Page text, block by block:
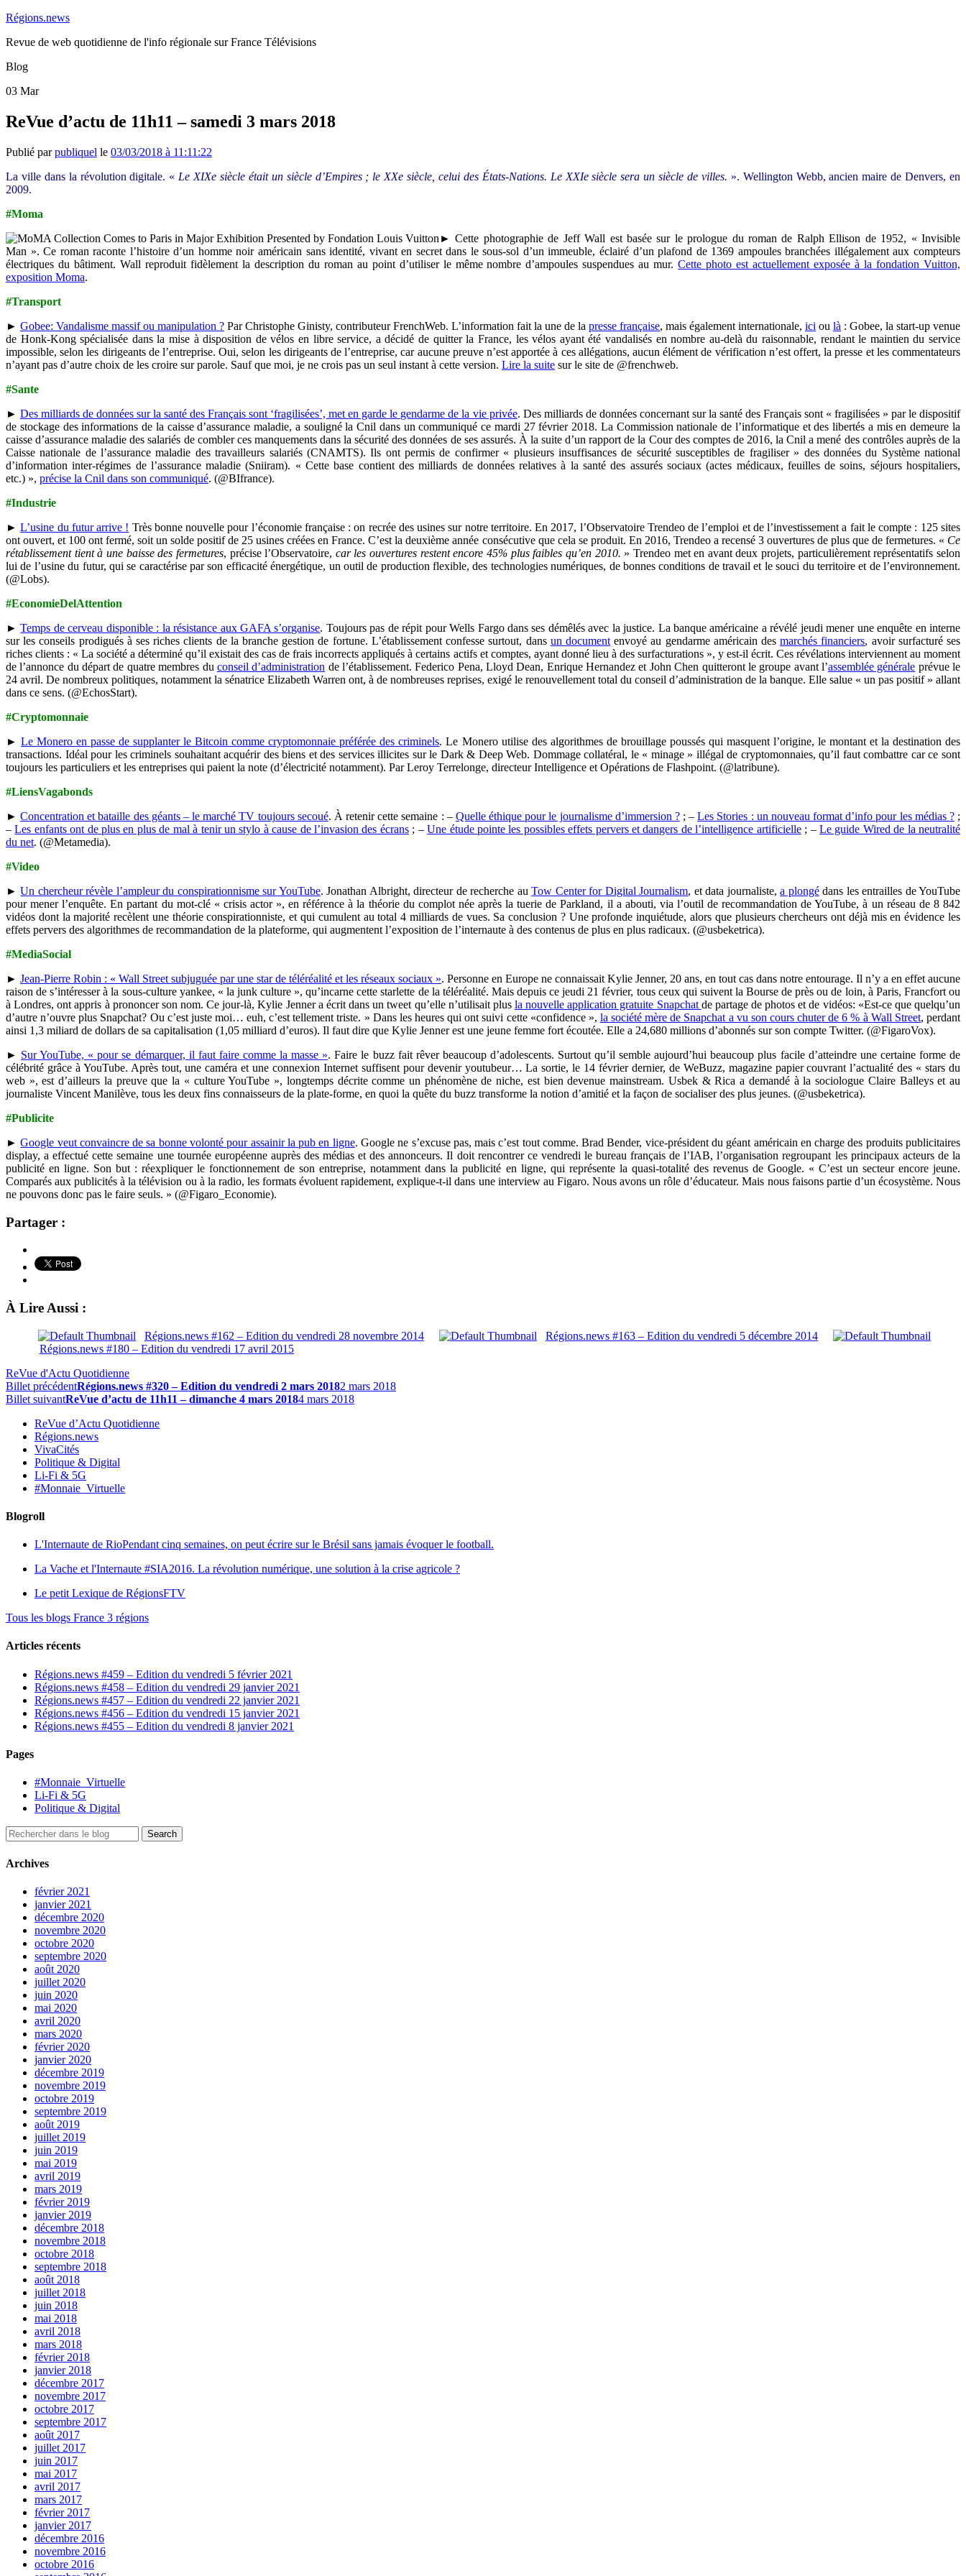
Régions.news
Revue de web quotidienne de l'info régionale sur France Télévisions
Blog
03 Mar
ReVue d’actu de 11h11 – samedi 3 mars 2018
Publié parpubliquel le 03/03/2018 à 11:11:22
La ville dans la révolution digitale. « Le XIXe siècle était un siècle d’Empires ; le XXe siècle, celui des États-Nations. Le XXIe siècle sera un siècle de villes. ». Wellington Webb, ancien maire de Denvers, en
2009.
#Moma
► Cette photographie de Jeff Wall est basée sur le prologue du roman de Ralph Ellison de 1952, « Invisible
Man ». Ce roman raconte l’histoire d’un homme noir américain sans identité, vivant en secret dans le sous-sol d’un immeuble, éclairé d’un plafond de 1369 ampoules branchées illégalement aux compteurs
électriques du bâtiment. Wall reproduit fidèlement la description du roman au point d’utiliser le même nombre d’ampoules suspendues au mur.Cette photo est actuellement exposée à la fondation Vuitton,
exposition Moma.
#Transport
► Gobee: Vandalisme massif ou manipulation ? Par Christophe Ginisty, contributeur FrenchWeb. L’information fait la une de la presse française, mais également internationale, ici ou là : Gobee, la start-up venue
de Honk-Kong spécialisée dans la mise à disposition de vélos en libre service, a décidé de quitter la France, les vélos ayant été vandalisés en nombre au-delà du raisonnable, rendant le maintien du service
impossible, selon les dirigeants de l’entreprise. Oui, selon les dirigeants de l’entreprise, car aucune preuve n’est apportée à ces allégations, aucun élément de vérification n’est offert, la presse et les commentateurs
n’ayant pas d’autre choix de les croire sur parole. Sauf que moi, je ne crois pas un seul instant à cette version. Lire la suite sur le site de @frenchweb.
#Sante
►Des milliards de données sur la santé des Français sont ‘fragilisées’, met en garde le gendarme de la vie privée. Des milliards de données concernant sur la santé des Français sont « fragilisées » par le dispositif
de stockage des informations de la caisse d’assurance maladie, a souligné la Cnil dans un communiqué ce mardi 27 février 2018. La Commission nationale de l’informatique et des libertés a mis en demeure la
caisse d’assurance maladie des salariés de combler ces manquements dans la sécurité des données de ses assurés. À la suite d’un rapport de la Cour des comptes de 2016, la Cnil a mené des contrôles auprès de la
Caisse nationale de l’assurance maladie des travailleurs salariés (CNAMTS). Ils ont permis de confirmer « plusieurs insuffisances de sécurité susceptibles de fragiliser » des données du Système national
d’information inter-régimes de l’assurance maladie (Sniiram). « Cette base contient des milliards de données relatives à la santé des assurés sociaux (actes médicaux, feuilles de soins, séjours hospitaliers,
etc.) », précise la Cnil dans son communiqué. (@BIfrance).
#Industrie
►L’usine du futur arrive ! Très bonne nouvelle pour l’économie française : on recrée des usines sur notre territoire. En 2017, l’Observatoire Trendeo de l’emploi et de l’investissement a fait le compte : 125 sites
ont ouvert, et 100 ont fermé, soit un solde positif de 25 usines créées en France. C’est la deuxième année consécutive que cela se produit. En 2016, Trendeo a recensé 3 ouvertures de plus que de fermetures. « Ce
rétablissement tient à une baisse des fermetures, précise l’Observatoire, car les ouvertures restent encore 45% plus faibles qu’en 2010. » Trendeo met en avant deux projets, particulièrement représentatifs selon
lui de l’usine du futur, qui se caractérise par son efficacité énergétique, un outil de production flexible, des technologies numériques, de bonnes conditions de travail et le souci du territoire et de l’environnement.
(@Lobs).
#EconomieDelAttention
►Temps de cerveau disponible : la résistance aux GAFA s’organise. Toujours pas de répit pour Wells Fargo dans ses démêlés avec la justice. La banque américaine a révélé jeudi mener une enquête en interne
sur les conseils prodigués à ses riches clients de la branche gestion de fortune. L’établissement confesse surtout, dans un documentenvoyé au gendarme américain desmarchés financiers, avoir surfacturé ses
riches clients : « La société a déterminé qu’il existait des cas de frais incorrects appliqués à certains actifs et comptes, ayant donné lieu à des surfacturations », y est-il écrit. Ces révélations interviennent au moment
de l’annonce du départ de quatre membres du conseil d’administration de l’établissement. Federico Pena, Lloyd Dean, Enrique Hernandez et John Chen quitteront le groupe avant l’assemblée générale prévue le
24 avril. De nombreux politiques, notamment la sénatrice Elizabeth Warren ont, à de nombreuses reprises, exigé le renouvellement total du conseil d’administration de la banque. Elle salue « un pas positif » allant
dans ce sens. (@EchosStart).
#Cryptomonnaie
►Le Monero en passe de supplanter le Bitcoin comme cryptomonnaie préférée des criminels. Le Monero utilise des algorithmes de brouillage poussés qui masquent l’origine, le montant et la destination des
transactions. Idéal pour les criminels souhaitant acquérir des biens et des services illicites sur le Dark & Deep Web. Dommage collatéral, le « minage » illégal de cryptomonnaies, qu’il faut combattre car ce sont
toujours les particuliers et les entreprises qui paient la note (d’électricité notamment). Par Leroy Terrelonge, directeur Intelligence et Opérations de Flashpoint. (@latribune).
#LiensVagabonds
►Concentration et bataille des géants – le marché TV toujours secoué. À retenir cette semaine : – Quelle éthique pour le journalisme d’immersion ?; –Les Stories : un nouveau format d’info pour les médias ?;
–Les enfants ont de plus en plus de mal à tenir un stylo à cause de l’invasion des écrans; –Une étude pointe les possibles effets pervers et dangers de l’intelligence artificielle; – Le guide Wired de la neutralité
du net. (@Metamedia).
#Video
►Un chercheur révèle l’ampleur du conspirationnisme sur YouTube. Jonathan Albright, directeur de recherche auTow Center for Digital Journalism, et data journaliste,a plongédans les entrailles de YouTube
pour mener l’enquête. En partant du mot-clé « crisis actor », en référence à la théorie du complot née après la tuerie de Parkland, il a abouti, via l’outil de recommandation de YouTube, à un réseau de 8 842
vidéos dont la majorité recèlent une théorie conspirationniste, et qui cumulent au total 4 milliards de vues. Sa conclusion ? Une profonde inquiétude, alors que plusieurs chercheurs ont déjà mis en évidence les
effets pervers des algorithmes de recommandation de la plateforme, qui augmentent l’exposition de l’internaute à des contenus de plus en plus radicaux. (@usbeketrica).
#MediaSocial
► Jean-Pierre Robin : « Wall Street subjuguée par une star de téléréalité et les réseaux sociaux ». Personne en Europe ne connaissait Kylie Jenner, 20 ans, en tout cas dans notre entourage. Il n’y a en effet aucune
raison de s’intéresser à la sous-culture yankee, « la junk culture », qu’incarne cette starlette de la téléréalité. Mais depuis ce jeudi 21 février, tous ceux qui suivent la Bourse de près ou de loin, à Paris, Francfort ou
à Londres, ont appris à prononcer son nom. Ce jour-là, Kylie Jenner a écrit dans un tweet qu’elle n’utilisait plus la nouvelle application gratuite Snapchat de partage de photos et de vidéos: «Est-ce que quelqu’un
d’autre n’ouvre plus Snapchat? Ou c’est juste moi… euh, c’est tellement triste. » Dans les heures qui ont suivi cette «confidence », la société mère de Snapchat a vu son cours chuter de 6 % à Wall Street, perdant
ainsi 1,3 miliard de dollars de sa capitalisation (1,05 milliard d’euros). Il faut dire que Kylie Jenner est une jeune femme fort écoutée. Elle a 24,680 millions d’abonnés sur son compte Twitter. (@FigaroVox).
► Sur YouTube, « pour se démarquer, il faut faire comme la masse ». Faire le buzz fait rêver beaucoup d’adolescents. Surtout qu’il semble aujourd’hui beaucoup plus facile d’atteindre une certaine forme de
célébrité grâce à YouTube. Après tout, une caméra et une connexion Internet suffisent pour devenir youtubeur… La sortie, le 14 février dernier, de WeBuzz, magazine papier couvrant l’actualité des « stars du
web », est d’ailleurs la preuve que la « culture YouTube », longtemps décrite comme un phénomène de niche, est bien devenue mainstream. Usbek & Rica a demandé à la sociologue Claire Balleys et au
journaliste Vincent Manilève, tous les deux fins connaisseurs de la plate-forme, en quoi la quête du buzz transforme la notion d’amitié et la façon de socialiser des plus jeunes. (@usbeketrica).
#Publicite
►Google veut convaincre de sa bonne volonté pour assainir la pub en ligne. Google ne s’excuse pas, mais c’est tout comme. Brad Bender, vice-président du géant américain en charge des produits publicitaires
display, a effectué cette semaine une tournée européenne auprès des médias et des annonceurs. Il doit rencontrer ce vendredi le bureau français de l’IAB, l’organisation regroupant les principaux acteurs de la
publicité en ligne. Son but : réexpliquer le fonctionnement de son entreprise, notamment dans la publicité en ligne, qui représente la quasi-totalité des revenus de Google. « C’est un secteur encore jeune.
Comparés aux publicités à la télévision ou à la radio, les formats évoluent rapidement, explique-t-il dans une interview au Figaro. Nous avons un rôle d’éducateur. Mais nous faisons partie d’un écosystème. Nous
ne pouvons donc pas le faire seuls. » (@Figaro_Economie).
Partager :
À Lire Aussi :
Régions.news #162 – Edition du vendredi 28 novembre 2014
Régions.news #163 – Edition du vendredi 5 décembre 2014
Régions.news #180 – Edition du vendredi 17 avril 2015
ReVue d'Actu Quotidienne
Billet précédentRégions.news #320 – Edition du vendredi 2 mars 20182 mars 2018
Billet suivantReVue d’actu de 11h11 – dimanche 4 mars 20184 mars 2018
ReVue d’Actu Quotidienne
Régions.news
VivaCités
Politique & Digital
Li-Fi & 5G
#Monnaie_Virtuelle
Blogroll
L'Internaute de RioPendant cinq semaines, on peut écrire sur le Brésil sans jamais évoquer le football.
La Vache et l'Internaute #SIA2016. La révolution numérique, une solution à la crise agricole ?
Le petit Lexique de RégionsFTV
Tous les blogs France 3 régions
Articles récents
Régions.news #459 – Edition du vendredi 5 février 2021
Régions.news #458 – Edition du vendredi 29 janvier 2021
Régions.news #457 – Edition du vendredi 22 janvier 2021
Régions.news #456 – Edition du vendredi 15 janvier 2021
Régions.news #455 – Edition du vendredi 8 janvier 2021
Pages
#Monnaie_Virtuelle
Li-Fi & 5G
Politique & Digital
Archives
février 2021
janvier 2021
décembre 2020
novembre 2020
octobre 2020
septembre 2020
août 2020
juillet 2020
juin 2020
mai 2020
avril 2020
mars 2020
février 2020
janvier 2020
décembre 2019
novembre 2019
octobre 2019
septembre 2019
août 2019
juillet 2019
juin 2019
mai 2019
avril 2019
mars 2019
février 2019
janvier 2019
décembre 2018
novembre 2018
octobre 2018
septembre 2018
août 2018
juillet 2018
juin 2018
mai 2018
avril 2018
mars 2018
février 2018
janvier 2018
décembre 2017
novembre 2017
octobre 2017
septembre 2017
août 2017
juillet 2017
juin 2017
mai 2017
avril 2017
mars 2017
février 2017
janvier 2017
décembre 2016
novembre 2016
octobre 2016